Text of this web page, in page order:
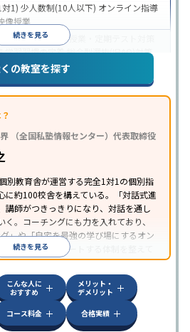
続きを見る
1) 少人数制(10人以下) オンライン指導
像授業
高校受験大学受験
授業・定期テスト対策
学習習慣の定着総合型選抜(旧AO)対策
学校別特化対策
に対応
用
みの受講可自習室あり
の教室を探す
（全国私塾情報センター）代表取締役
別教育舎が運営する完全1対1の個別指
に約100校舎を構えている。「対話式進
講師がつきっきりになり、対話を通し
。コーチングにも力を入れており、
」や「自宅を最強の学び場にするオン
自宅学習もサポートする体制を整えて
続きを見る
こんな人に
おすすめ
メリット・
デメリット
コース料金 合格実績